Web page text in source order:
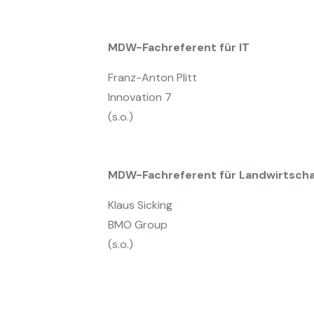
MDW-Fachreferent für IT
Franz-Anton Plitt
Innovation 7
(s.o.)
MDW-Fachreferent für
Klaus Sicking
BMO Group
(s.o.)